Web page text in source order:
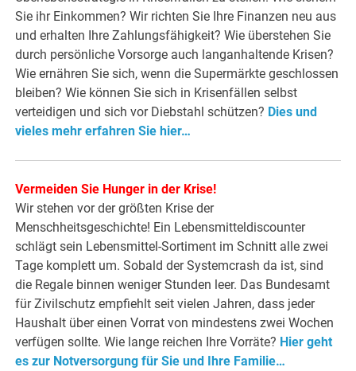
Sie ihr Einkommen? Wir richten Sie Ihre Finanzen neu aus
und erhalten Ihre Zahlungsfähigkeit? Wie überstehen Sie
durch persönliche Vorsorge auch langanhaltende Krisen?
Wie ernähren Sie sich, wenn die Supermärkte geschlossen
bleiben? Wie können Sie sich in Krisenfällen selbst
verteidigen und sich vor Diebstahl schützen? Dies und
vieles mehr erfahren Sie hier…
Vermeiden Sie Hunger in der Krise!
Wir stehen vor der größten Krise der
Menschheitsgeschichte! Ein Lebensmitteldiscounter
schlägt sein Lebensmittel-Sortiment im Schnitt alle zwei
Tage komplett um. Sobald der Systemcrash da ist, sind
die Regale binnen weniger Stunden leer. Das Bundesamt
für Zivilschutz empfiehlt seit vielen Jahren, dass jeder
Haushalt über einen Vorrat von mindestens zwei Wochen
verfügen sollte. Wie lange reichen Ihre Vorräte? Hier geht
es zur Notversorgung für Sie und Ihre Familie…